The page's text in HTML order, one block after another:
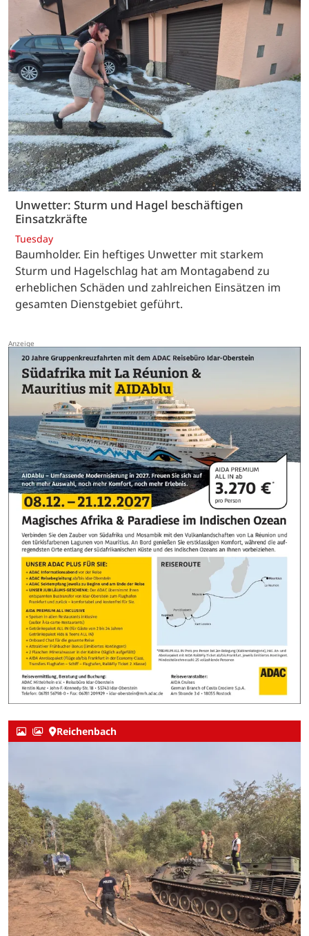
Unwetter: Sturm und Hagel beschäftigen
Einsatzkräfte
Tuesday
Baumholder. Ein heftiges Unwetter mit starkem
Sturm und Hagelschlag hat am Montagabend zu
erheblichen Schäden und zahlreichen Einsätzen im
gesamten Dienstgebiet geführt.
Reichenbach